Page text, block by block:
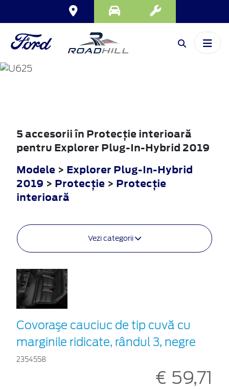
EXPLORER
PLUG-IN-HYBRID
5 accesorii în Protecţie interioară
pentru Explorer Plug-In-Hybrid 2019
Modele > Explorer Plug-In-Hybrid
2019 > Protecţie > Protecţie
interioară
Vezi categorii
Covoraşe cauciuc de tip cuvă cu
marginile ridicate, rândul 3, negre
2354558
€ 59,71